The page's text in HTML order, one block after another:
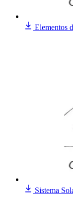
Elementos
Sistema